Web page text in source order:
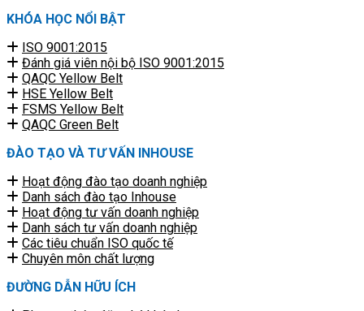
KHÓA HỌC NỔI BẬT
ISO 9001:2015
Đánh giá viên nội bộ ISO 9001:2015
QAQC Yellow Belt
HSE Yellow Belt
FSMS Yellow Belt
QAQC Green Belt
ĐÀO TẠO VÀ TƯ VẤN INHOUSE
Hoạt động đào tạo doanh nghiệp
Danh sách đào tạo Inhouse
Hoạt động tư vấn doanh nghiệp
Danh sách tư vấn doanh nghiệp
Các tiêu chuẩn ISO quốc tế
Chuyên môn chất lượng
ĐƯỜNG DẪN HỮU ÍCH